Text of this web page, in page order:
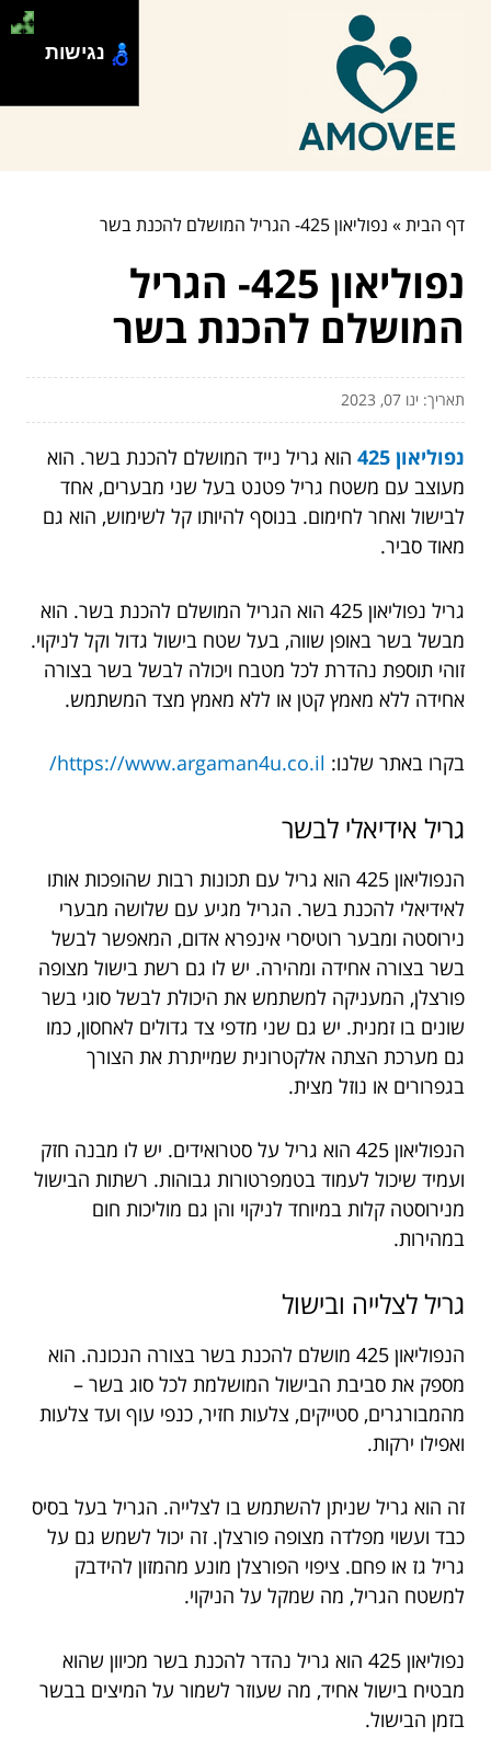
דף הבית» נפוליאון 425- הגריל המושלם להכנת בשר
נפוליאון 425- הגריל
המושלם להכנת בשר
תאריך: ינו 07, 2023
נפוליאון 425
הוא גריל נייד המושלם להכנת בשר. הוא
מעוצב עם משטח גריל פטנט בעל שני מבערים, אחד
לבישול ואחר לחימום. בנוסף להיותו קל לשימוש, הוא גם
מאוד סביר.
גריל נפוליאון 425 הוא הגריל המושלם להכנת בשר. הוא
מבשל בשר באופן שווה, בעל שטח בישול גדול וקל לניקוי.
זוהי תוספת נהדרת לכל מטבח ויכולה לבשל בשר בצורה
אחידה ללא מאמץ קטן או ללא מאמץ מצד המשתמש.
בקרו באתר שלנו: https://www.argaman4u.co.il/
גריל אידיאלי לבשר
הנפוליאון 425 הוא גריל עם תכונות רבות שהופכות אותו
לאידיאלי להכנת בשר. הגריל מגיע עם שלושה מבערי
נירוסטה ומבער רוטיסרי אינפרא אדום, המאפשר לבשל
בשר בצורה אחידה ומהירה. יש לו גם רשת בישול מצופה
פורצלן, המעניקה למשתמש את היכולת לבשל סוגי בשר
שונים בו זמנית. יש גם שני מדפי צד גדולים לאחסון, כמו
גם מערכת הצתה אלקטרונית שמייתרת את הצורך
בגפרורים או נוזל מצית.
הנפוליאון 425 הוא גריל על סטרואידים. יש לו מבנה חזק
ועמיד שיכול לעמוד בטמפרטורות גבוהות. רשתות הבישול
מנירוסטה קלות במיוחד לניקוי והן גם מוליכות חום
במהירות.
גריל לצלייה ובישול
הנפוליאון 425 מושלם להכנת בשר בצורה הנכונה. הוא
מספק את סביבת הבישול המושלמת לכל סוג בשר –
מהמבורגרים, סטייקים, צלעות חזיר, כנפי עוף ועד צלעות
ואפילו ירקות.
זה הוא גריל שניתן להשתמש בו לצלייה. הגריל בעל בסיס
כבד ועשוי מפלדה מצופה פורצלן. זה יכול לשמש גם על
גריל גז או פחם. ציפוי הפורצלן מונע מהמזון להידבק
למשטח הגריל, מה שמקל על הניקוי.
נפוליאון 425 הוא גריל נהדר להכנת בשר מכיוון שהוא
מבטיח בישול אחיד, מה שעוזר לשמור על המיצים בבשר
בזמן הבישול.
נגישות